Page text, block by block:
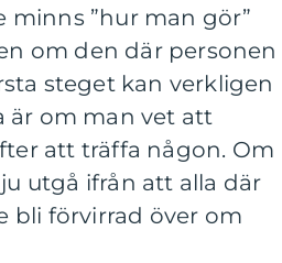
”hur man gör”
om den där personen
steget kan verkligen
är om man vet att
att träffa någon. Om
utgå ifrån att alla där
bli förvirrad över om